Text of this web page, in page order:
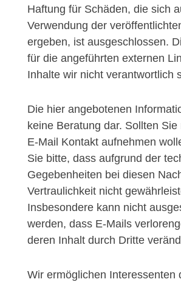
Haftung für Schäden, die sich
Verwendung der
ergeben, ist ausgeschlossen.
für die angeführten externen
Inhalte wir nicht verantwortlich
Die hier angebotenen
keine Beratung dar. Sollten
E-Mail Kontakt aufnehmen
Sie bitte, dass aufgrund der
Gegebenheiten bei diesen
Vertraulichkeit nicht
Insbesondere kann nicht
werden, dass E-Mails
deren Inhalt durch Dritte
Wir ermöglichen Interessenten